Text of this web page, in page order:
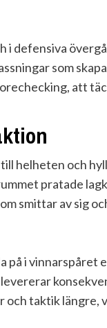
defensiva
som
att
helheten och
pratade
smittar av sig
på i vinnarspåret
taktik längre,